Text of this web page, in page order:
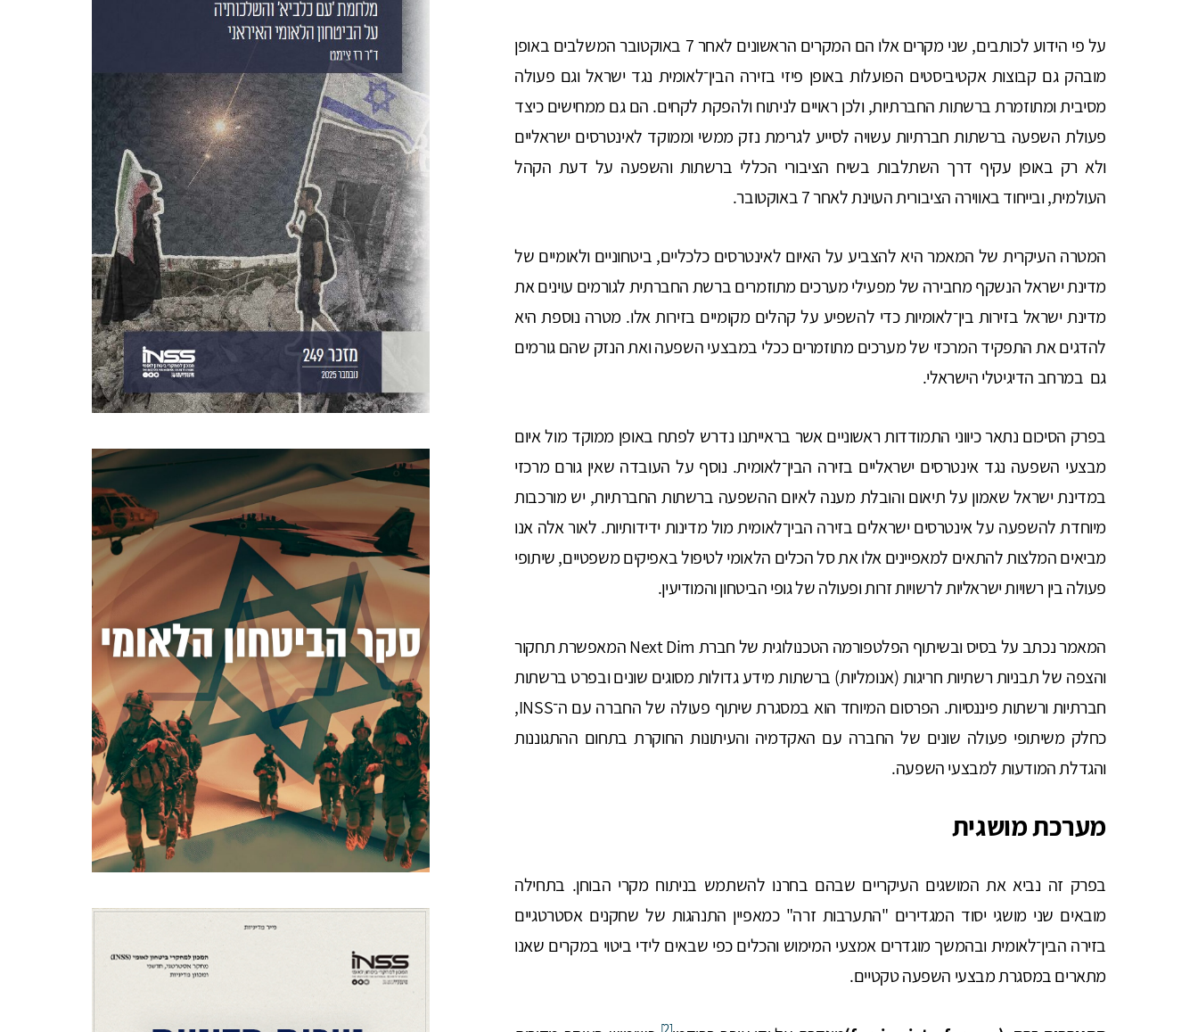
על פי הידוע לכותבים, שני מקרים אלו הם המקרים הראשונים לאחר 7 באוקטובר המשלבים באופן
מובהק גם קבוצות אקטיביסטים הפועלות באופן פיזי בזירה הבין־לאומית נגד ישראל וגם פעולה
מסיבית ומתוזמרת ברשתות החברתיות, ולכן ראויים לניתוח ולהפקת לקחים. הם גם ממחישים כיצד
פעולת השפעה ברשתות חברתיות עשויה לסייע לגרימת נזק ממשי וממוקד לאינטרסים ישראליים
ולא רק באופן עקיף דרך השתלבות בשיח הציבורי הכללי ברשתות והשפעה על דעת הקהל
העולמית, ובייחוד באווירה הציבורית העוינת לאחר 7 באוקטובר.
המטרה העיקרית של המאמר היא להצביע על האיום לאינטרסים כלכליים, ביטחוניים ולאומיים של
מדינת ישראל הנשקף מחבירה של מפעילי מערכים מתוזמרים ברשת החברתית לגורמים עוינים את
מדינת ישראל בזירות בין־לאומיות כדי להשפיע על קהלים מקומיים בזירות אלו. מטרה נוספת היא
להדגים את התפקיד המרכזי של מערכים מתוזמרים ככלי במבצעי השפעה ואת הנזק שהם גורמים
גם במרחב הדיגיטלי הישראלי.
בפרק הסיכום נתאר כיווני התמודדות ראשוניים אשר בראייתנו נדרש לפתח באופן ממוקד מול איום
מבצעי השפעה נגד אינטרסים ישראליים בזירה הבין־לאומית. נוסף על העובדה שאין גורם מרכזי
במדינת ישראל שאמון על תיאום והובלת מענה לאיום ההשפעה ברשתות החברתיות, יש מורכבות
מיוחדת להשפעה על אינטרסים ישראלים בזירה הבין־לאומית מול מדינות ידידותיות. לאור אלה אנו
מביאים המלצות להתאים למאפיינים אלו את סל הכלים הלאומי לטיפול באפיקים משפטיים, שיתופי
פעולה בין רשויות ישראליות לרשויות זרות ופעולה של גופי הביטחון והמודיעין.
המאמר נכתב על בסיס ובשיתוף הפלטפורמה הטכנולוגית של חברת Next Dim המאפשרת תחקור
והצפה של תבניות רשתיות חריגות (אנומליות) ברשתות מידע גדולות מסוגים שונים ובפרט ברשתות
חברתיות ורשתות פיננסיות. הפרסום המיוחד הוא במסגרת שיתוף פעולה של החברה עם ה־INSS,
כחלק משיתופי פעולה שונים של החברה עם האקדמיה והעיתונות החוקרת בתחום ההתגוננות
והגדלת המודעות למבצעי השפעה.
מערכת מושגית
בפרק זה נביא את המושגים העיקריים שבהם בחרנו להשתמש בניתוח מקרי הבוחן. בתחילה
מובאים שני מושגי יסוד המגדירים "התערבות זרה" כמאפיין התנהגות של שחקנים אסטרטגיים
בזירה הבין־לאומית ובהמשך מוגדרים אמצעי המימוש והכלים כפי שבאים לידי ביטוי במקרים שאנו
מתארים במסגרת מבצעי השפעה טקטיים.